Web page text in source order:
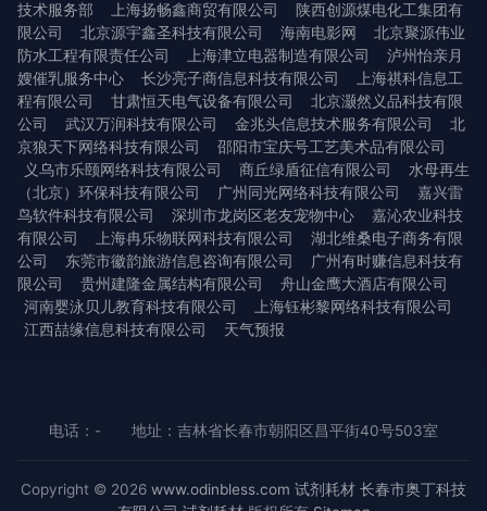
技术服务部
上海扬畅鑫商贸有限公司
陕西创源煤电化工集团有
限公司
北京源宇鑫圣科技有限公司 海南电影网
北京聚源伟业
防水工程有限责任公司
上海津立电器制造有限公司
泸州怡亲月
嫂催乳服务中心
长沙亮子商信息科技有限公司
上海祺科信息工
程有限公司
甘肃恒天电气设备有限公司
北京灏然义品科技有限
公司
武汉万润科技有限公司 金兆头信息技术服务有限公司
北
京狼天下网络科技有限公司
邵阳市宝庆号工艺美术品有限公司
义乌市乐颐网络科技有限公司
商丘绿盾征信有限公司
水母再生
（北京）环保科技有限公司
广州同光网络科技有限公司
嘉兴雷
鸟软件科技有限公司
深圳市龙岗区老友宠物中心
嘉沁农业科技
有限公司
上海冉乐物联网科技有限公司
湖北维桑电子商务有限
公司
东莞市徽韵旅游信息咨询有限公司
广州有时赚信息科技有
限公司
贵州建隆金属结构有限公司
舟山金鹰大酒店有限公司
河南婴泳贝儿教育科技有限公司
上海钰彬黎网络科技有限公司
江西喆缘信息科技有限公司
天气预报
电话：- 地址：吉林省长春市朝阳区昌平街40号503室
Copyright © 2026 www.odinbless.com 试剂耗材 长春市奥丁科技